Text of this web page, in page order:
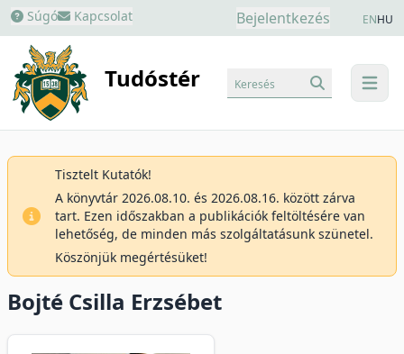
Súgó Kapcsolat Bejelentkezés ENHU
Tudóstér menu
Keresés
Tisztelt Kutatók!
A könyvtár 2026.08.10. és 2026.08.16. között zárva
tart. Ezen időszakban a publikációk feltöltésére van
lehetőség, de minden más szolgáltatásunk szünetel.
Köszönjük megértésüket!
Bojté Csilla Erzsébet